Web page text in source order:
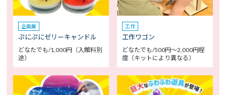
企画展
ぷにぷにゼリーキャンドル
どなたでも/1,000円（入館料別
途）
工作
工作ワゴン
どなたでも/500円～2,000円程
度（キットにより異なる）